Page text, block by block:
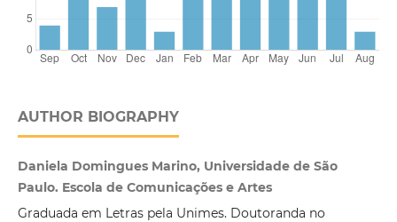
AUTHOR BIOGRAPHY
Daniela Domingues Marino, Universidade de São
Paulo. Escola de Comunicações e Artes
Graduada em Letras pela Unimes. Doutoranda no